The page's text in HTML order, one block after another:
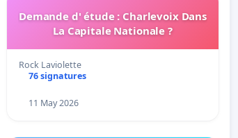
Demande d' étude : Charlevoix Dans
La Capitale Nationale ?
Rock Laviolette
76 signatures
11 May 2026